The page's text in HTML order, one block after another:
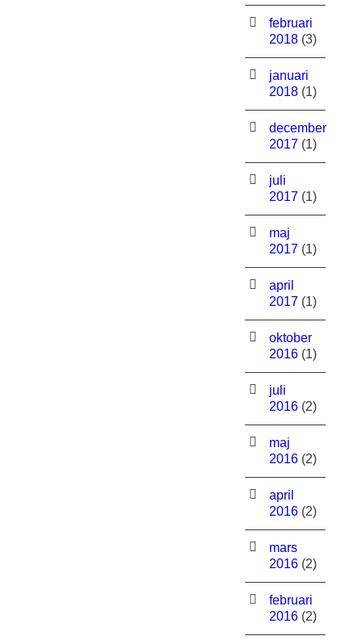
februari
2018 (3)
januari
2018 (1)
december
2017 (1)
juli
2017 (1)
maj
2017 (1)
april
2017 (1)
oktober
2016 (1)
juli
2016 (2)
maj
2016 (2)
april
2016 (2)
mars
2016 (2)
februari
2016 (2)